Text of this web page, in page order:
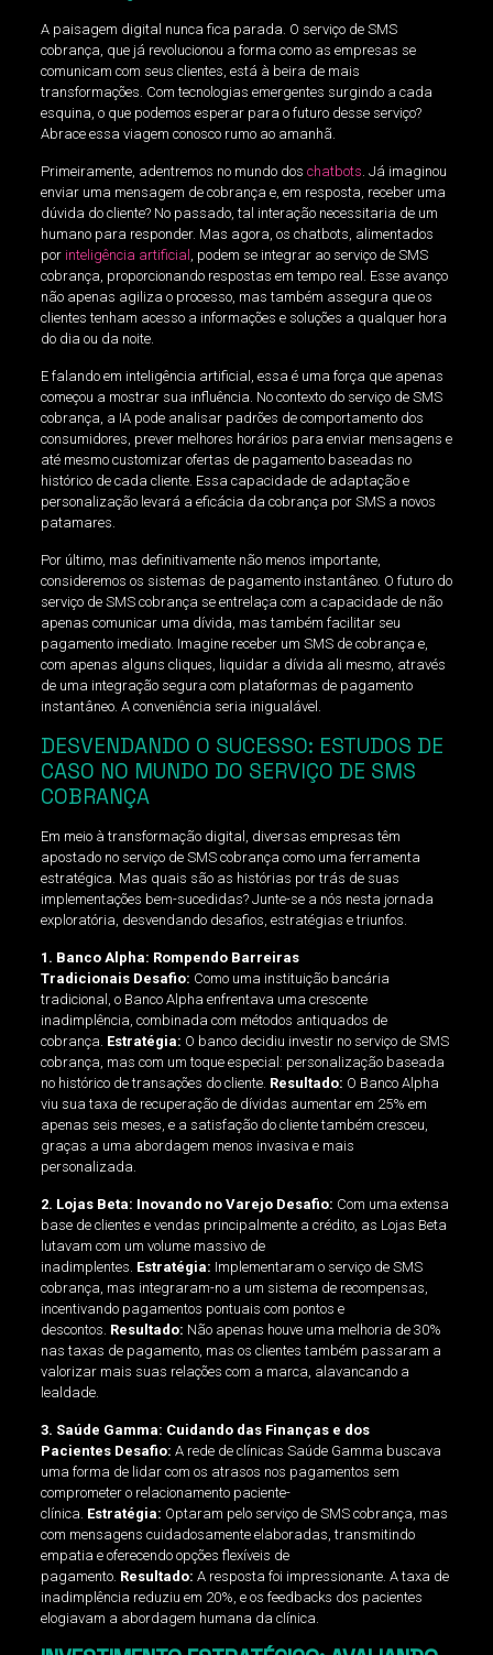
A paisagem digital nunca fica parada. O serviço de SMS
cobrança, que já revolucionou a forma como as empresas se
comunicam com seus clientes, está à beira de mais
transformações. Com tecnologias emergentes surgindo a cada
esquina, o que podemos esperar para o futuro desse serviço?
Abrace essa viagem conosco rumo ao amanhã.
Primeiramente, adentremos no mundo dos chatbots. Já imaginou
enviar uma mensagem de cobrança e, em resposta, receber uma
dúvida do cliente? No passado, tal interação necessitaria de um
humano para responder. Mas agora, os chatbots, alimentados
por inteligência artificial , podem se integrar ao serviço de SMS
cobrança, proporcionando respostas em tempo real. Esse avanço
não apenas agiliza o processo, mas também assegura que os
clientes tenham acesso a informações e soluções a qualquer hora
do dia ou da noite.
E falando em inteligência artificial, essa é uma força que apenas
começou a mostrar sua influência. No contexto do serviço de SMS
cobrança, a IA pode analisar padrões de comportamento dos
consumidores, prever melhores horários para enviar mensagens e
até mesmo customizar ofertas de pagamento baseadas no
histórico de cada cliente. Essa capacidade de adaptação e
personalização levará a eficácia da cobrança por SMS a novos
patamares.
Por último, mas definitivamente não menos importante,
consideremos os sistemas de pagamento instantâneo. O futuro do
serviço de SMS cobrança se entrelaça com a capacidade de não
apenas comunicar uma dívida, mas também facilitar seu
pagamento imediato. Imagine receber um SMS de cobrança e,
com apenas alguns cliques, liquidar a dívida ali mesmo, através
de uma integração segura com plataformas de pagamento
instantâneo. A conveniência seria inigualável.
DESVENDANDO O SUCESSO: ESTUDOS DE
CASO NO MUNDO DO SERVIÇO DE SMS
COBRANÇA
Em meio à transformação digital, diversas empresas têm
apostado no serviço de SMS cobrança como uma ferramenta
estratégica. Mas quais são as histórias por trás de suas
implementações bem-sucedidas? Junte-se a nós nesta jornada
exploratória, desvendando desafios, estratégias e triunfos.
1. Banco Alpha: Rompendo Barreiras
Tradicionais Desafio: Como uma instituição bancária
tradicional, o Banco Alpha enfrentava uma crescente
inadimplência, combinada com métodos antiquados de
cobrança. Estratégia: O banco decidiu investir no serviço de SMS
cobrança, mas com um toque especial: personalização baseada
no histórico de transações do cliente. Resultado: O Banco Alpha
viu sua taxa de recuperação de dívidas aumentar em 25% em
apenas seis meses, e a satisfação do cliente também cresceu,
graças a uma abordagem menos invasiva e mais
personalizada.
2. Lojas Beta: Inovando no Varejo Desafio: Com uma extensa
base de clientes e vendas principalmente a crédito, as Lojas Beta
lutavam com um volume massivo de
inadimplentes. Estratégia: Implementaram o serviço de SMS
cobrança, mas integraram-no a um sistema de recompensas,
incentivando pagamentos pontuais com pontos e
descontos. Resultado: Não apenas houve uma melhoria de 30%
nas taxas de pagamento, mas os clientes também passaram a
valorizar mais suas relações com a marca, alavancando a
lealdade.
3. Saúde Gamma: Cuidando das Finanças e dos
Pacientes Desafio: A rede de clínicas Saúde Gamma buscava
uma forma de lidar com os atrasos nos pagamentos sem
comprometer o relacionamento paciente-
clínica. Estratégia: Optaram pelo serviço de SMS cobrança, mas
com mensagens cuidadosamente elaboradas, transmitindo
empatia e oferecendo opções flexíveis de
pagamento. Resultado: A resposta foi impressionante. A taxa de
inadimplência reduziu em 20%, e os feedbacks dos pacientes
elogiavam a abordagem humana da clínica.